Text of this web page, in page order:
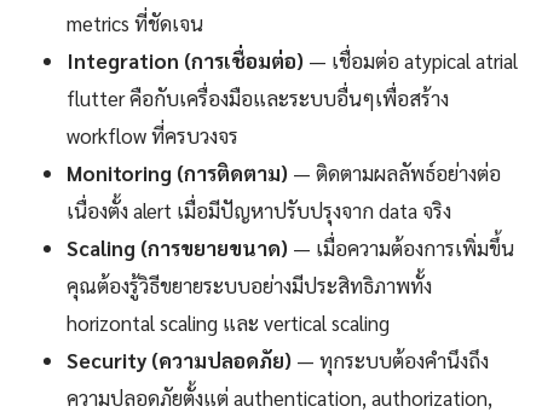
metrics ที่ชัดเจน
Integration (การเชื่อมต่อ) — เชื่อมต่อ atypical atrial
flutter คือกับเครื่องมือและระบบอื่นๆเพื่อสร้าง
workflow ที่ครบวงจร
Monitoring (การติดตาม) — ติดตามผลลัพธ์อย่างต่อ
เนื่องตั้ง alert เมื่อมีปัญหาปรับปรุงจาก data จริง
Scaling (การขยายขนาด) — เมื่อความต้องการเพิ่มขึ้น
คุณต้องรู้วิธีขยายระบบอย่างมีประสิทธิภาพทั้ง
horizontal scaling และ vertical scaling
Security (ความปลอดภัย) — ทุกระบบต้องคำนึงถึง
ความปลอดภัยตั้งแต่ authentication, authorization,